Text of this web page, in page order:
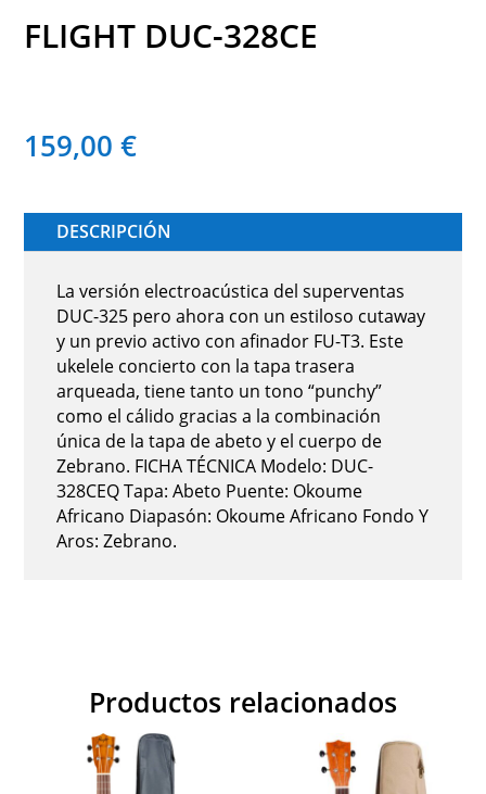
FLIGHT DUC-328CE
159,00€
DESCRIPCIÓN
La versión electroacústica del superventas
DUC-325 pero ahora con un estiloso cutaway
y un previo activo con afinador FU-T3. Este
ukelele concierto con la tapa trasera
arqueada, tiene tanto un tono “punchy”
como el cálido gracias a la combinación
única de la tapa de abeto y el cuerpo de
Zebrano. FICHA TÉCNICA Modelo: DUC-
328CEQ Tapa: Abeto Puente: Okoume
Africano Diapasón: Okoume Africano Fondo Y
Aros: Zebrano.
Productos relacionados